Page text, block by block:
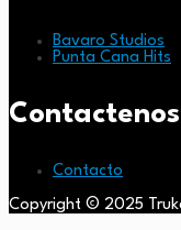
Bavaro Studios
Punta Cana Hits
Contactenos
Contacto
Copyright © 2025